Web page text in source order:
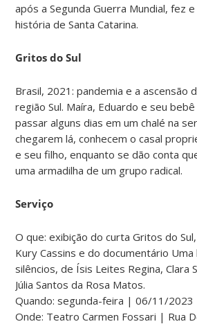
após a Segunda Guerra Mundial, fez
história de Santa Catarina.
Gritos do Sul
Brasil, 2021: pandemia e a ascensão
região Sul. Maíra, Eduardo e seu
passar alguns dias em um chalé na
chegarem lá, conhecem o casal
e seu filho, enquanto se dão conta
uma armadilha de um grupo radical.
Serviço
O que: exibição do curta Gritos do
Kury Cassins e do documentário
silêncios, de Ísis Leites Regina, Clara
Júlia Santos da Rosa Matos.
Quando: segunda-feira | 06/11/
Onde: Teatro Carmen Fossari | Rua